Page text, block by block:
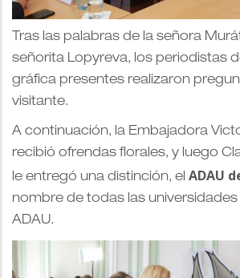
Tras las palabras de la señora
señorita Lopyreva, los periodistas
gráfica presentes realizaron
visitante.
A continuación, la Embajadora
recibió ofrendas florales, y luego
le entregó una distinción, el ADAU
nombre de todas las
ADAU.